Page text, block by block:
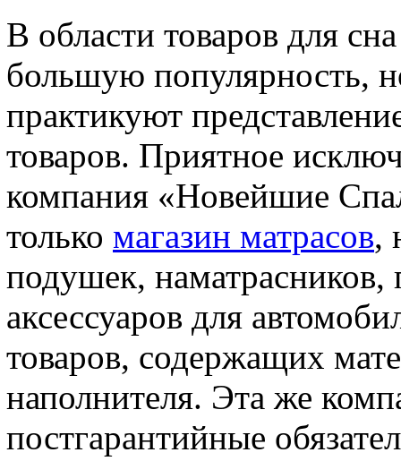
В области товаров для
большую популярность,
практикуют
товаров. Приятное
компания «Новейшие
только магазин матрасов,
подушек, наматрасников,
аксессуаров для
товаров, содержащих
наполнителя. Эта же
постгарантийные